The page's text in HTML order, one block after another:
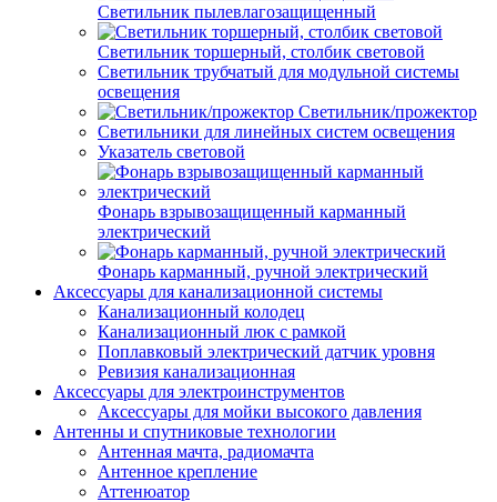
Светильник пылевлагозащищенный
Светильник торшерный, столбик световой
Светильник трубчатый для модульной системы
освещения
Светильник/прожектор
Светильники для линейных систем освещения
Указатель световой
Фонарь взрывозащищенный карманный
электрический
Фонарь карманный, ручной электрический
Аксессуары для канализационной системы
Канализационный колодец
Канализационный люк с рамкой
Поплавковый электрический датчик уровня
Ревизия канализационная
Аксессуары для электроинструментов
Аксессуары для мойки высокого давления
Антенны и спутниковые технологии
Антенная мачта, радиомачта
Антенное крепление
Аттенюатор